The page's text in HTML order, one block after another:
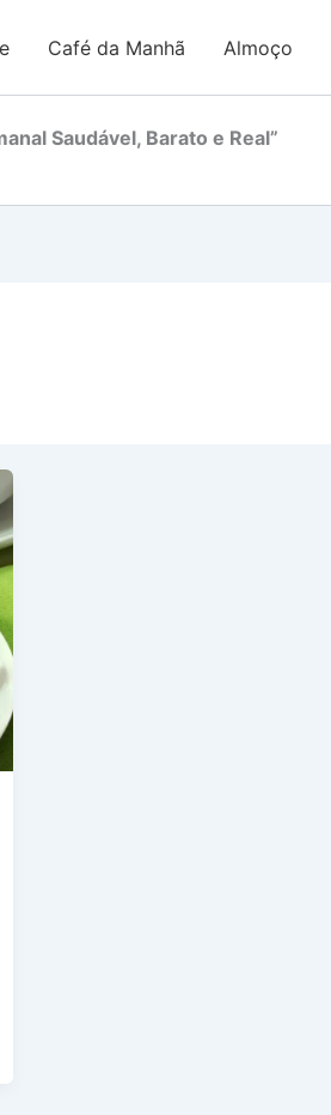
Café da Manhã Almoço
Saudável, Barato e Real”